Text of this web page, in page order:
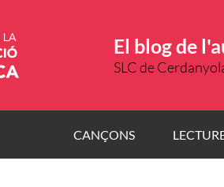
El blog de
SLC de
CANÇONS